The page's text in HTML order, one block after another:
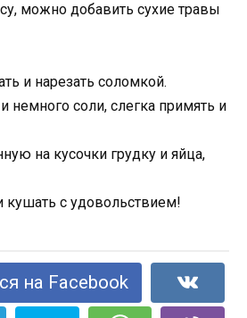
можно добавить сухие травы
и нарезать соломкой.
немного соли, слегка примять и
на кусочки грудку и яйца,
кушать с удовольствием!
на Facebook